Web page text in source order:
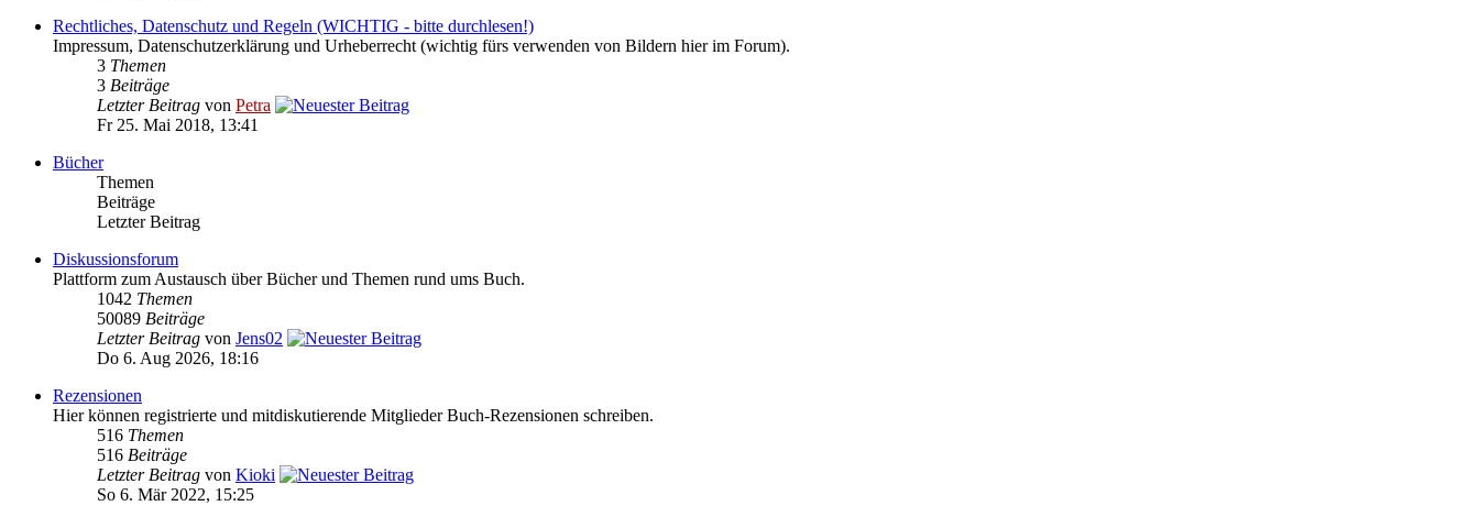
Rechtliches, Datenschutz und Regeln (WICHTIG - bitte durchlesen!)
Impressum, Datenschutzerklärung und Urheberrecht (wichtig fürs verwenden von Bildern hier im Forum).
3 Themen
3 Beiträge
Letzter Beitrag von Petra
Fr 25. Mai 2018, 13:41
Bücher
Themen
Beiträge
Letzter Beitrag
Diskussionsforum
Plattform zum Austausch über Bücher und Themen rund ums Buch.
1042 Themen
50089 Beiträge
Letzter Beitrag von Jens02
Do 6. Aug 2026, 18:16
Rezensionen
Hier können registrierte und mitdiskutierende Mitglieder Buch-Rezensionen schreiben.
516 Themen
516 Beiträge
Letzter Beitrag von Kioki
So 6. Mär 2022, 15:25